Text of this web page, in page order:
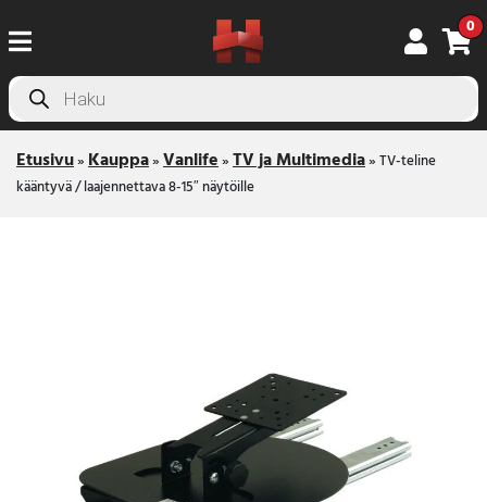
0
Products
search
Etusivu»Kauppa»Vanlife»TV ja Multimedia»TV-teline
kääntyvä / laajennettava 8-15″ näytöille